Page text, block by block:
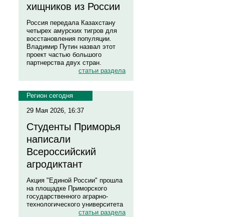
хищников из России
Россия передала Казахстану
четырех амурских тигров для
восстановления популяции.
Владимир Путин назвал этот
проект частью большого
партнерства двух стран.
статьи раздела
Регион сегодня
29 Мая 2026, 16:37
Студенты Приморья
написали
Всероссийский
агродиктант
Акция "Единой России" прошла
на площадке Приморского
государственного аграрно-
технологического университета
статьи раздела